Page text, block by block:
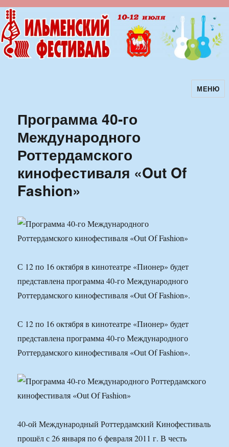
Ильменский фестиваль авторскойМЕНЮ
Программа 40-го
Международного
Роттердамского
кинофестиваля «Out Of
Fashion»
С 12 по 16 октября в кинотеатре «Пионер» будет
представлена программа 40-го Международного
Роттердамского кинофестиваля «Out Of Fashion».
С 12 по 16 октября в кинотеатре «Пионер» будет
представлена программа 40-го Международного
Роттердамского кинофестиваля «Out Of Fashion».
40-ой Международный Роттердамский Кинофестиваль
прошёл с 26 января по 6 февраля 2011 г. В честь